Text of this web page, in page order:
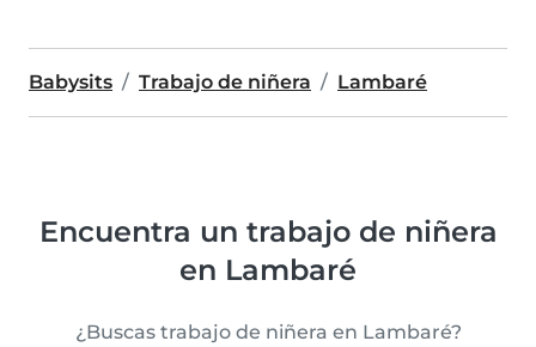
Babysits Trabajo de niñera Lambaré
Encuentra un trabajo de niñera
en Lambaré
¿Buscas trabajo de niñera en Lambaré?